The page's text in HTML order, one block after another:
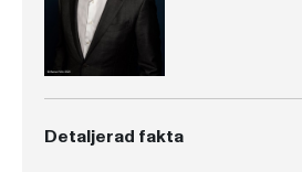
Detaljerad fakta